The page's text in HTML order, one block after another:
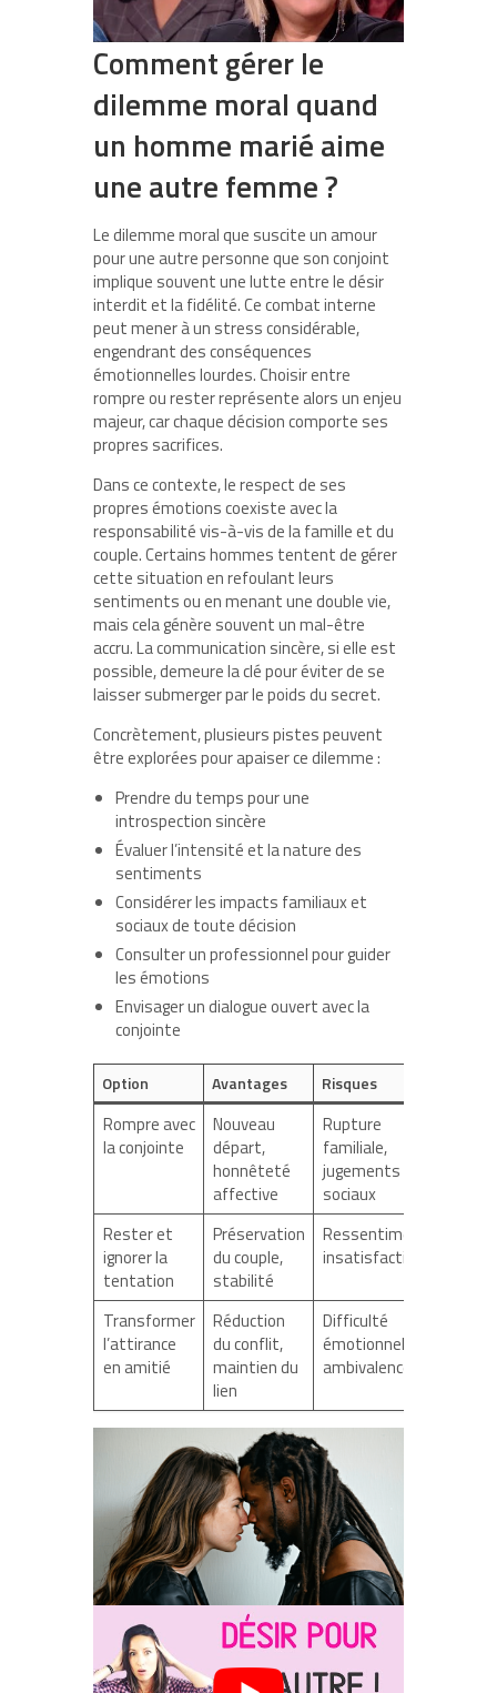
Comment gérer le
dilemme moral quand
un homme marié aime
une autre femme ?
Le dilemme moral que suscite un amour
pour une autre personne que son conjoint
implique souvent une lutte entre le désir
interdit et la fidélité. Ce combat interne
peut mener à un stress considérable,
engendrant des conséquences
émotionnelles lourdes. Choisir entre
rompre ou rester représente alors un enjeu
majeur, car chaque décision comporte ses
propres sacrifices.
Dans ce contexte, le respect de ses
propres émotions coexiste avec la
responsabilité vis-à-vis de la famille et du
couple. Certains hommes tentent de gérer
cette situation en refoulant leurs
sentiments ou en menant une double vie,
mais cela génère souvent un mal-être
accru. La communication sincère, si elle est
possible, demeure la clé pour éviter de se
laisser submerger par le poids du secret.
Concrètement, plusieurs pistes peuvent
être explorées pour apaiser ce dilemme :
Prendre du temps pour une
introspection sincère
Évaluer l’intensité et la nature des
sentiments
Considérer les impacts familiaux et
sociaux de toute décision
Consulter un professionnel pour guider
les émotions
Envisager un dialogue ouvert avec la
conjointe
Option Avantages Risques
Rompre avec
la conjointe
Nouveau
départ,
honnêteté
affective
Rupture
familiale,
jugements
sociaux
Rester et
ignorer la
tentation
Préservation
du couple,
stabilité
Ressentiment,
insatisfaction
Transformer
l’attirance
en amitié
Réduction
du conflit,
maintien du
lien
Difficulté
émotionnelle,
ambivalence